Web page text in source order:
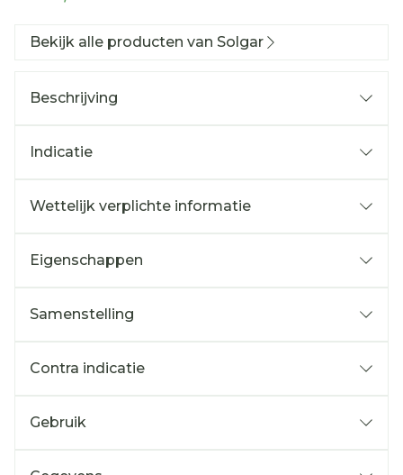
Bekijk alle producten van Solgar
Beschrijving
Indicatie
Wettelijk verplichte informatie
Eigenschappen
Samenstelling
Contra indicatie
Gebruik